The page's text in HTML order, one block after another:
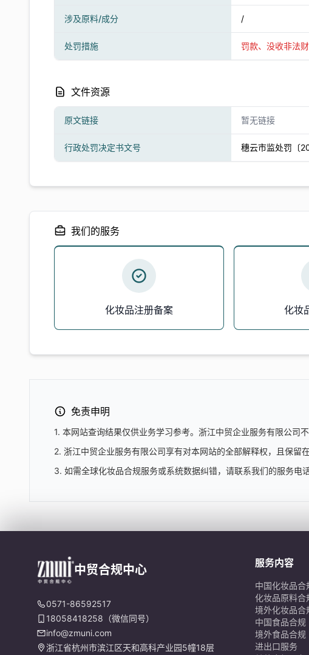
涉及原料/成分 /
处罚措施 罚款、没收非法
文件资源
原文链接 暂无链接
行政处罚决定书文号 穗云市监处罚〔
我们的服务
化妆品注册备案 化妆
免责申明
1. 本网站查询结果仅供业务学习参考。浙江中贸企业服务有限公司
2. 浙江中贸企业服务有限公司享有对本网站的全部解释权，且保留
3. 如需全球化妆品合规服务或系统数据纠错，请联系我们的服务电
中贸合规中心
0571-86592517
18058418258（微信同号）
info@zmuni.com
浙江省杭州市滨江区天和高科产业园5幢18层
服务内容
中国化妆品合
化妆品原料合
境外化妆品合
中国食品合规
境外食品合规
进出口服务